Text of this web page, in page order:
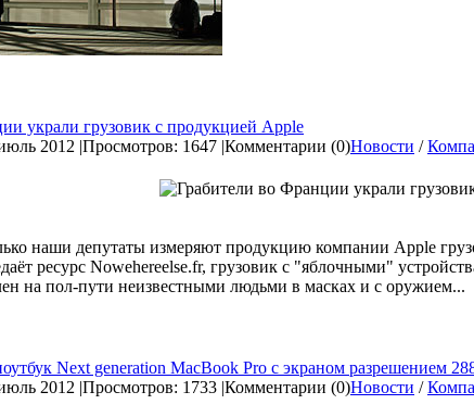
украли грузовик с продукцией Apple
2012 |Просмотров: 1647 |Комментарии (0)Новости /
наши депутаты измеряют продукцию компании Apple
ресурс Nowehereelse.fr, грузовик с "яблочными"
на пол-пути неизвестными людьми в масках и с оружием...
Next generation MacBook Pro с экраном разрешением
2012 |Просмотров: 1733 |Комментарии (0)Новости /